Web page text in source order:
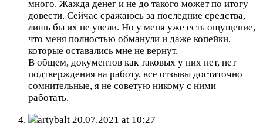
много. Жажда денег и не до такого может по итогу
довести. Сейчас сражаюсь за последние средства,
лишь бы их не увели. Но у меня уже есть ощущение,
что меня полностью обманули и даже копейки,
которые оставались мне не вернут.
В общем, документов как таковых у них нет, нет
подтверждения на работу, все отзывы достаточно
сомнительные, я не советую никому с ними
работать.
artybalt 20.07.2021 at 10:27